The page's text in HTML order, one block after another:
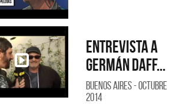
Entrevista a
Germán Daff...
Buenos Aires - Octubre
2014